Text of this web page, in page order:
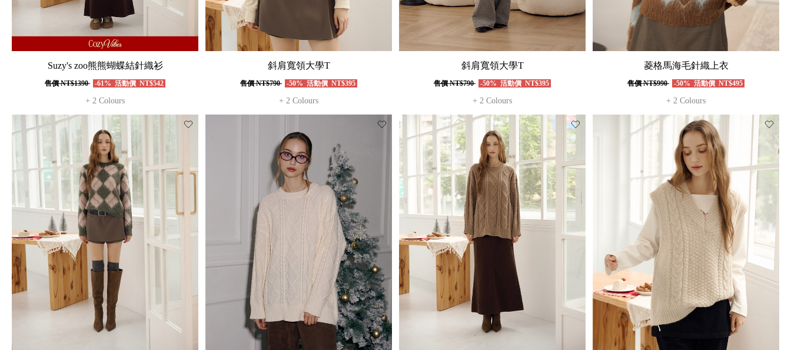
Suzy's zoo熊熊蝴蝶結針織衫
售價NT$1390 -61% 活動價 NT$542
+ 2 Colours
斜肩寬領大學T
售價NT$790 -50% 活動價 NT$395
+ 2 Colours
斜肩寬領大學T
售價NT$790 -50% 活動價 NT$395
+ 2 Colours
菱格馬海毛針織上衣
售價NT$990 -50% 活動價 NT$495
+ 2 Colours